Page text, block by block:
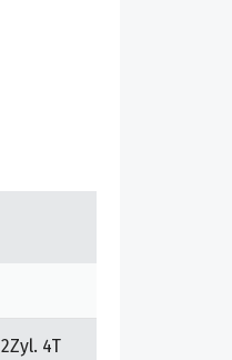
4T